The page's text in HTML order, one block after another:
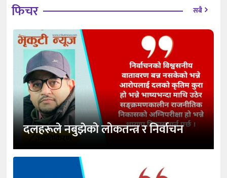
फिचर सबै
दलहरूले नबुझेको लोकतन्त्र र निर्वाचन